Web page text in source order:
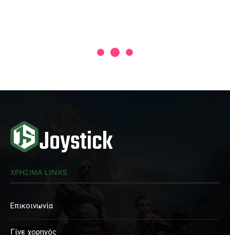
ΧΡΗΣΙΜΑ LINKS
Επικοινωνία
Γίνε χορηγός